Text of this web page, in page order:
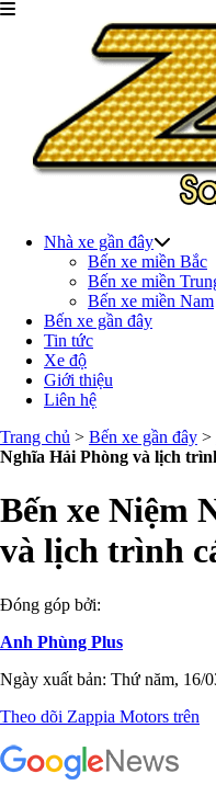
Nhà xe gần đây
Bến xe miền Bắc
Bến xe miền
Bến xe miền Nam
Bến xe gần đây
Tin tức
Xe độ
Giới thiệu
Liên hệ
Trang chủ > Bến xe gần đây >
Nghĩa Hải Phòng và lịch
Bến xe Niệm
và lịch trình
Đóng góp bởi:
Anh Phùng Plus
Ngày xuất bản: Thứ năm, 16/
Theo dõi Zappia Motors trên